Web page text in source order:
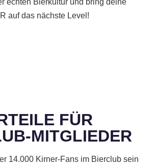
auf das nächste Level!
FÜR
MITGLIEDER
14.000 Kirner-Fans im Bierclub sein